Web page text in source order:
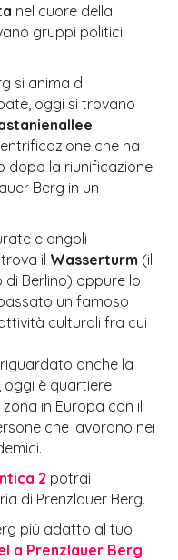
nel cuore della
gruppi politici
si anima di
oggi si trovano
.
che ha
dopo la riunificazione
Berg in un
e angoli
il Wasserturm (il
Berlino) oppure lo
un famoso
culturali fra cui
anche la
oggi è quartiere
in Europa con il
che lavorano nei
2 potrai
di Prenzlauer Berg.
più adatto al tuo
a Prenzlauer Berg